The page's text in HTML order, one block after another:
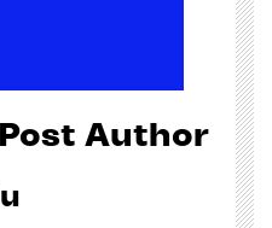
Author